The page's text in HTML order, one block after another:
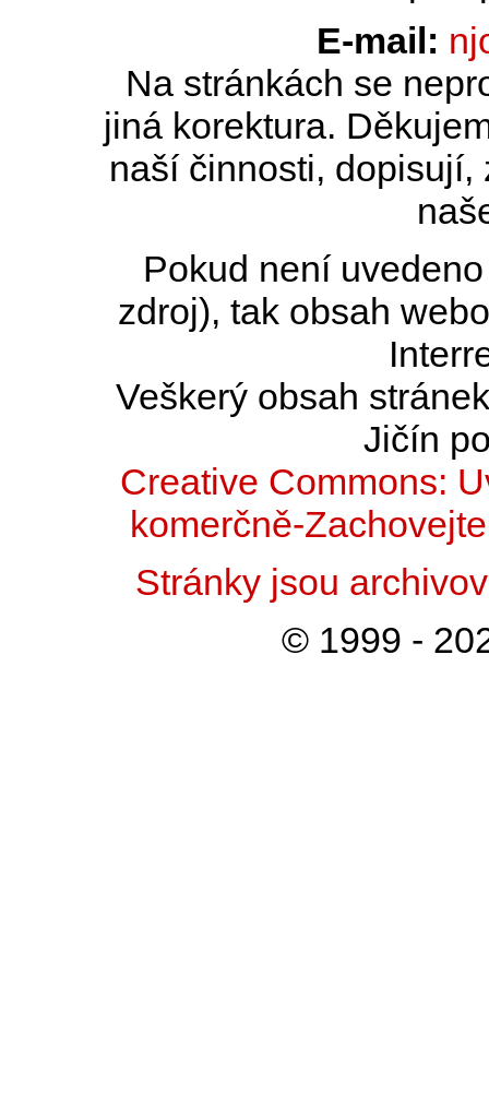
E-mail:
Na stránkách se
jiná korektura.
naší činnosti,
Pokud není
zdroj), tak obsah
Veškerý obsah
Jičín
Creative Commons:
komerčně-
Stránky jsou
© 1999 -